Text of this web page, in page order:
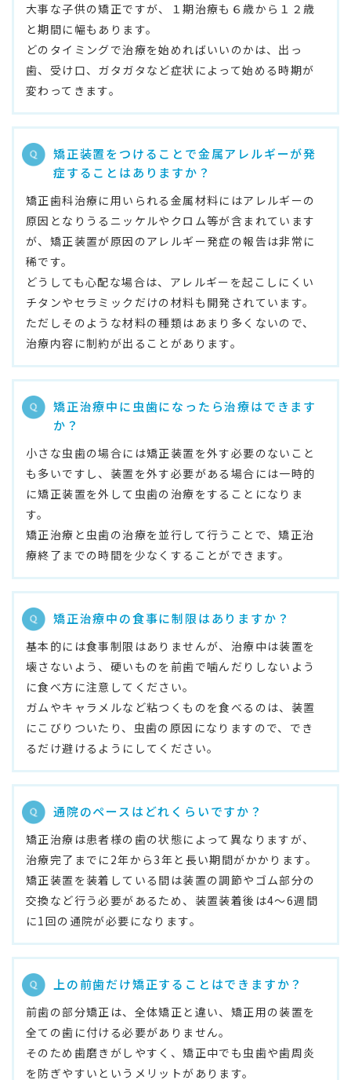
大事な子供の矯正ですが、１期治療も６歳から１２歳
と期間に幅もあります。
どのタイミングで治療を始めればいいのかは、出っ
歯、受け口、ガタガタなど症状によって始める時期が
変わってきます。
矯正装置をつけることで金属アレルギーが発
症することはありますか？
矯正歯科治療に用いられる金属材料にはアレルギーの
原因となりうるニッケルやクロム等が含まれています
が、矯正装置が原因のアレルギー発症の報告は非常に
稀です。
どうしても心配な場合は、アレルギーを起こしにくい
チタンやセラミックだけの材料も開発されています。
ただしそのような材料の種類はあまり多くないので、
治療内容に制約が出ることがあります。
矯正治療中に虫歯になったら治療はできます
か？
小さな虫歯の場合には矯正装置を外す必要のないこと
も多いですし、装置を外す必要がある場合には一時的
に矯正装置を外して虫歯の治療をすることになりま
す。
矯正治療と虫歯の治療を並行して行うことで、矯正治
療終了までの時間を少なくすることができます。
矯正治療中の食事に制限はありますか？
基本的には食事制限はありませんが、治療中は装置を
壊さないよう、硬いものを前歯で噛んだりしないよう
に食べ方に注意してください。
ガムやキャラメルなど粘つくものを食べるのは、装置
にこびりついたり、虫歯の原因になりますので、でき
るだけ避けるようにしてください。
通院のペースはどれくらいですか？
矯正治療は患者様の歯の状態によって異なりますが、
治療完了までに2年から3年と長い期間がかかります。
矯正装置を装着している間は装置の調節やゴム部分の
交換など行う必要があるため、装置装着後は4～6週間
に1回の通院が必要になります。
上の前歯だけ矯正することはできますか？
前歯の部分矯正は、全体矯正と違い、矯正用の装置を
全ての歯に付ける必要がありません。
そのため歯磨きがしやすく、矯正中でも虫歯や歯周炎
を防ぎやすいというメリットがあります。